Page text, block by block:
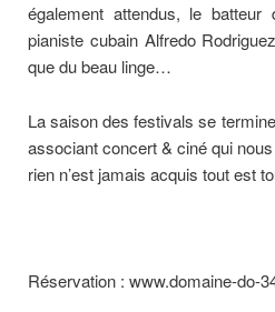
également attendus, le batteur
pianiste cubain Alfredo
que du beau linge…
La saison des festivals se
associant concert & ciné qui
rien n’est jamais acquis tout est
Réservation : www.domaine-do-